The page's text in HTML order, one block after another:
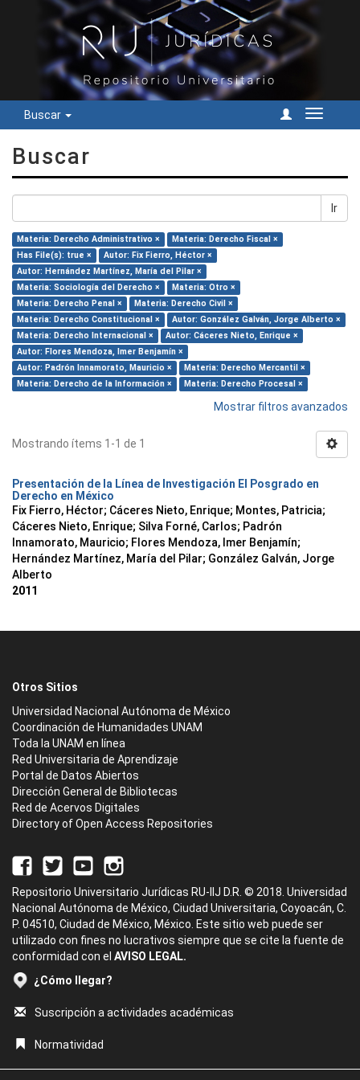
Buscar
Cambiar
Buscar
Ir
Materia: Derecho Administrativo ×
Materia: Derecho Fiscal ×
Has File(s): true ×
Autor: Fix Fierro, Héctor ×
Autor: Hernández Martínez, María del Pilar ×
Materia: Sociología del Derecho ×
Materia: Otro ×
Materia: Derecho Penal ×
Materia: Derecho Civil ×
Materia: Derecho Constitucional ×
Autor: González Galván, Jorge Alberto ×
Materia: Derecho Internacional ×
Autor: Cáceres Nieto, Enrique ×
Autor: Flores Mendoza, Imer Benjamín ×
Autor: Padrón Innamorato, Mauricio ×
Materia: Derecho Mercantil ×
Materia: Derecho de la Información ×
Materia: Derecho Procesal ×
Mostrar filtros avanzados
Mostrando ítems 1-1 de 1
Presentación de la Línea de Investigación El Posgrado en
Derecho en México
Fix Fierro, Héctor; Cáceres Nieto, Enrique; Montes, Patricia;
Cáceres Nieto, Enrique; Silva Forné, Carlos; Padrón
Innamorato, Mauricio; Flores Mendoza, Imer Benjamín;
Hernández Martínez, María del Pilar; González Galván, Jorge
Alberto
2011
Otros Sitios
Universidad Nacional Autónoma de México
Coordinación de Humanidades UNAM
Toda la UNAM en línea
Red Universitaria de Aprendizaje
Portal de Datos Abiertos
Dirección General de Bibliotecas
Red de Acervos Digitales
Directory of Open Access Repositories
Repositorio Universitario Jurídicas RU-IIJ D.R. © 2018. Universidad
Nacional Autónoma de México, Ciudad Universitaria, Coyoacán, C.
P. 04510, Ciudad de México, México. Este sitio web puede ser
utilizado con fines no lucrativos siempre que se cite la fuente de
conformidad con el AVISO LEGAL.
¿Cómo llegar?
Suscripción a actividades académicas
Normatividad